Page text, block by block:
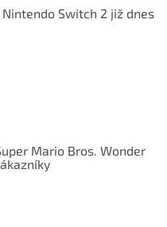
Switch 2 již dnes
Mario Bros. Wonder